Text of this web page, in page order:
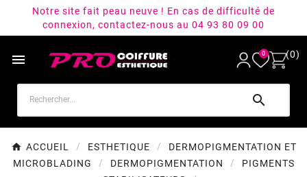
Notre site fait peau neuve ! En cas de difficulté de
connexion, contactez-nous au 04 93 80 09 00
 0 (0)

ACCUEIL ESTHETIQUE
DERMOPIGMENTATION ET
MICROBLADING
DERMOPIGMENTATION
PIGMENTS